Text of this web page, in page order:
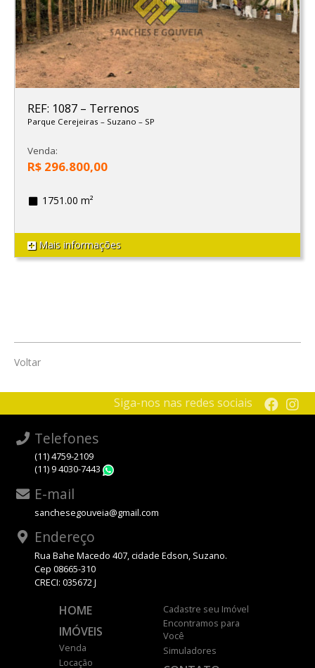
REF: 1087 – Terrenos
Parque Cerejeiras – Suzano – SP
Venda:
R$ 296.800,00
1751.00 m²
Mais informações
Voltar
Siga-nos nas redes sociais
Telefones
(11) 4759-2109
(11) 9 4030-7443
E-mail
sanchesegouveia@gmail.com
Endereço
Rua Bahe Macedo 407, cidade Edson, Suzano.
Cep 08665-310
CRECI: 035672 J
HOME
IMÓVEIS
Venda
Locação
Cadastre seu Imóvel
Encontramos para
Você
Simuladores